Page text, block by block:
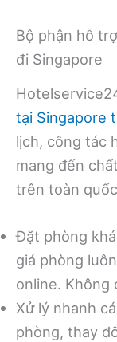
Bộ phận hỗ
đi Singapore
tại Singapore
lịch, công tác
mang đến
trên toàn
Đặt phòng
giá phòng
online. Không
Xử lý nhanh
phòng, thay